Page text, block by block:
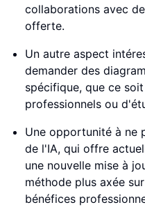
collaborations avec
offerte.
Un autre aspect
demander des
spécifique, que ce
professionnels ou
Une opportunité à ne
de l'IA, qui offre
une nouvelle mise à
méthode plus axée
bénéfices